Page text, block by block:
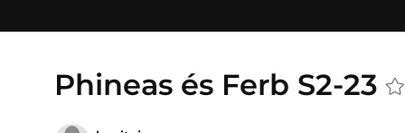
Phineas és Ferb S2-23